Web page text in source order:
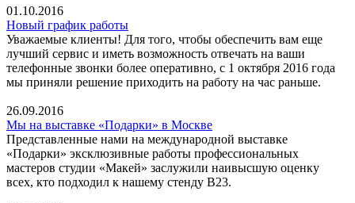
01.10.2016
Новый график работы
Уважаемые клиенты! Для того, чтобы обеспечить вам еще
лучший сервис и иметь возможность отвечать на ваши
телефонные звонки более оперативно, с 1 октября 2016 года
мы приняли решение приходить на работу на час раньше.
26.09.2016
Мы на выставке «Подарки» в Москве
Представленные нами на международной выставке
«Подарки» эксклюзивные работы профессиональных
мастеров студии «Макей» заслужили наивысшую оценку
всех, кто подходил к нашему стенду В23.